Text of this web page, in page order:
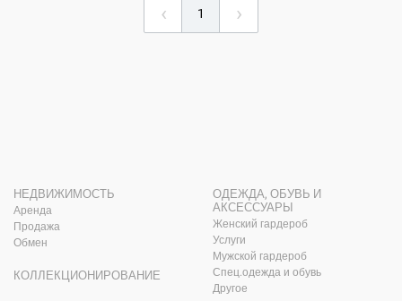
‹ 1 ›
НЕДВИЖИМОСТЬ
Аренда
Продажа
Обмен
КОЛЛЕКЦИОНИРОВАНИЕ
ОДЕЖДА, ОБУВЬ И
АКСЕССУАРЫ
Женский гардероб
Услуги
Мужской гардероб
Спец.одежда и обувь
Другое